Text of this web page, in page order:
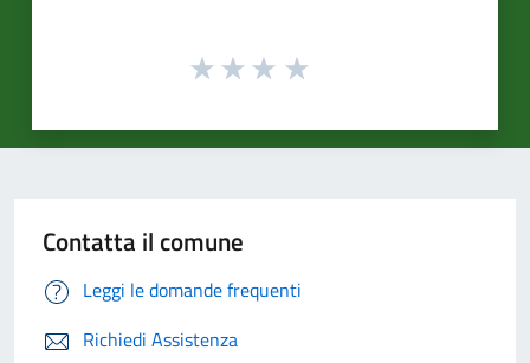
Contatta il comune
Leggi le domande frequenti
Richiedi Assistenza